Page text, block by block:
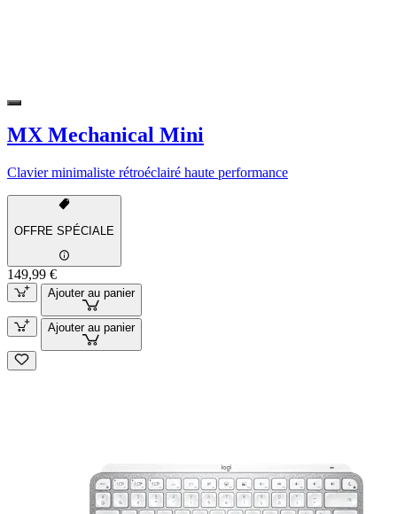
MX Mechanical Mini
Clavier minimaliste rétroéclairé haute performance
OFFRE SPÉCIALE
149,99 €
Ajouter au panier
Ajouter au panier